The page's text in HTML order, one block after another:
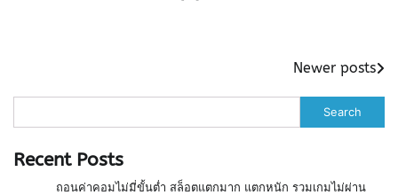
navigation
Newer posts
Search
Recent Posts
ถอนค่าคอมไม่มี่ขั้นต่ำ สล็อตแตกมาก แตกหนัก รวมเกมไม่ผ่าน